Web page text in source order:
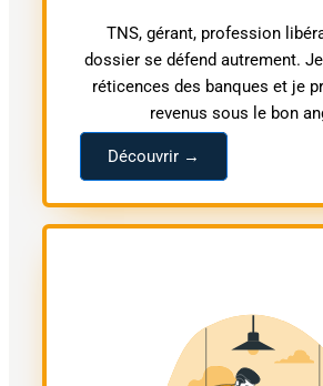
TNS, gérant, profession
dossier se défend autrement.
réticences des banques et je
revenus sous le bon
Découvrir →